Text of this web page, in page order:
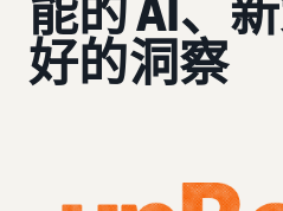
能的 AI、
好的洞察